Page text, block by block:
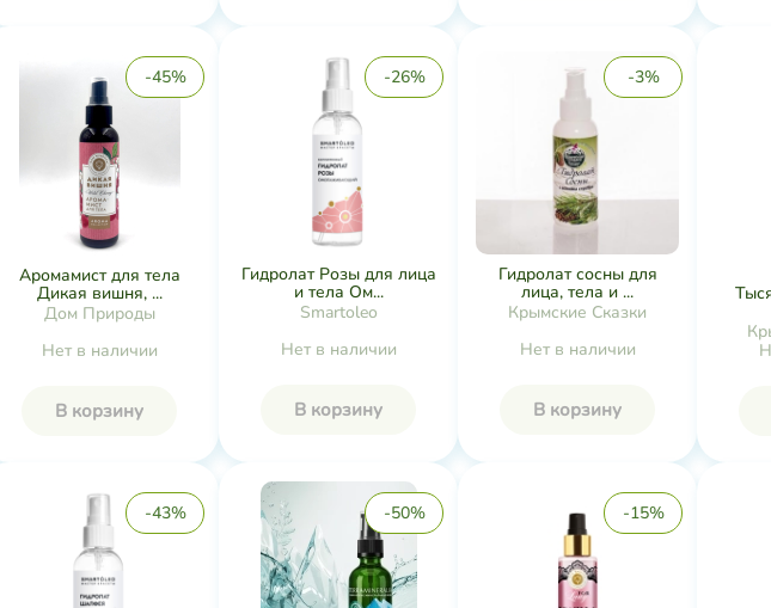
-45%
Аромамист для тела
Дикая вишня, ...
Дом Природы
Нет в наличии
В корзину
-26%
Гидролат Розы для лица
и тела Ом...
Smartoleo
Нет в наличии
В корзину
-3%
Гидролат сосны для
лица, тела и ...
Крымские Сказки
Нет в наличии
В корзину
-43% -50% -15%